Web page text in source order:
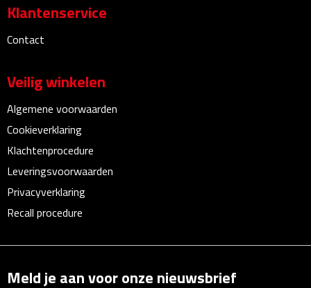
Heupflessen
Verrekijkers
Zonnebrand
Klantenservice
Contact
Veilig winkelen
Algemene voorwaarden
Cookieverklaring
Klachtenprocedure
Leveringsvoorwaarden
Privacyverklaring
Recall procedure
Meld je aan voor onze nieuwsbrief